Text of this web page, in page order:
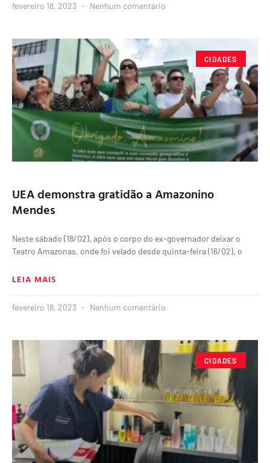
fevereiro 18, 2023 Nenhum comentário
CIDADES
UEA demonstra gratidão a Amazonino
Mendes
Neste sábado (18/02), após o corpo do ex-governador deixar o
Teatro Amazonas, onde foi velado desde quinta-feira (16/02), o
LEIA MAIS
fevereiro 18, 2023 Nenhum comentário
CIDADES